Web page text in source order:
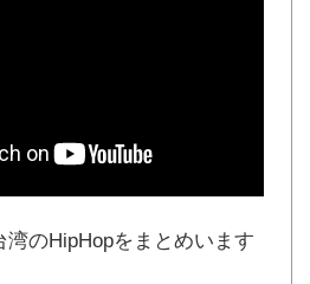
湾のHipHopをまとめいます